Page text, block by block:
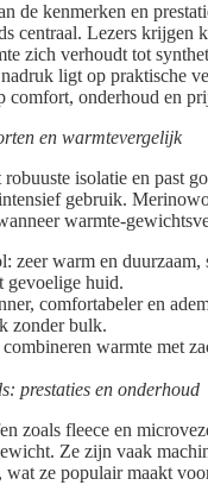
de kenmerken en
centraal. Lezers krijgen
zich verhoudt tot
ligt op praktische
comfort, onderhoud en
en warmtevergelijk
isolatie en past
gebruik.
warmte-
zeer warm en
gevoelige huid.
comfortabeler en
zonder bulk.
warmte met
prestaties en onderhoud
zoals fleece en
Ze zijn vaak
ze populair maakt